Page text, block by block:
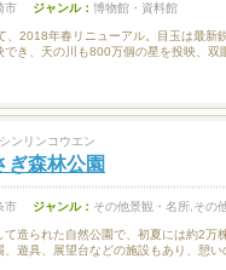
市 ジャンル： 博物館・資料館
、2018年春リニューアル。目玉は最新
でき、天の川も800万個の星を投映、双
ンリンコウエン
ぎ森林公園
市 ジャンル： その他景観・名所,その
て造られた自然公園で、初夏には約2万
、遊具、展望台などの施設もあり、憩い